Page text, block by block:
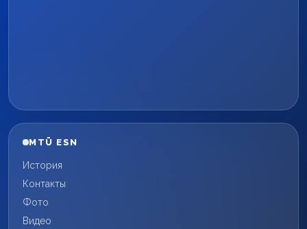
MTÜ ESN
История
Контакты
Фото
Видео